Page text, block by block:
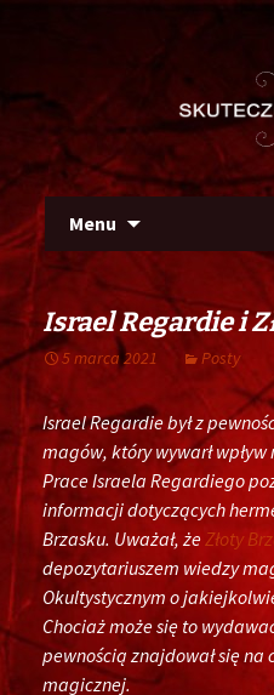
Menu
content
Israel Regardie i
5 marca 2021 Posty
Israel Regardie był z
magów, który wywarł wpływ
Prace Israela Regardiego
informacji dotyczących
Brzasku. Uważał, żeZłoty
depozytariuszem wiedzy
Okultystycznym o
Chociaż może się to
pewnością znajdował się na
magicznej.